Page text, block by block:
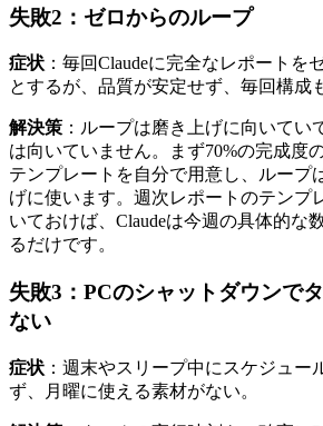
失敗2：ゼロからのループ
症状 ：毎回Claudeに完全なレポートを
とするが、品質が安定せず、毎回構成
解決策 ：ループは磨き上げに向いてい
は向いていません。まず70%の完成度
テンプレートを自分で用意し、ループ
げに使います。週次レポートのテンプ
いておけば、Claudeは今週の具体的な
るだけです。
失敗3：PCのシャットダウンで
ない
症状 ：週末やスリープ中にスケジュー
ず、月曜に使える素材がない。